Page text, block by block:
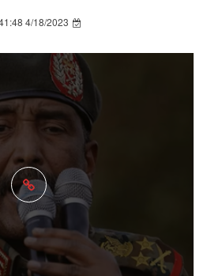
4/18/2023 4:41:48 AM